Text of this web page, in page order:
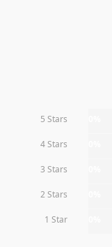
5 Stars
4 Stars
3 Stars
2 Stars
1 Star